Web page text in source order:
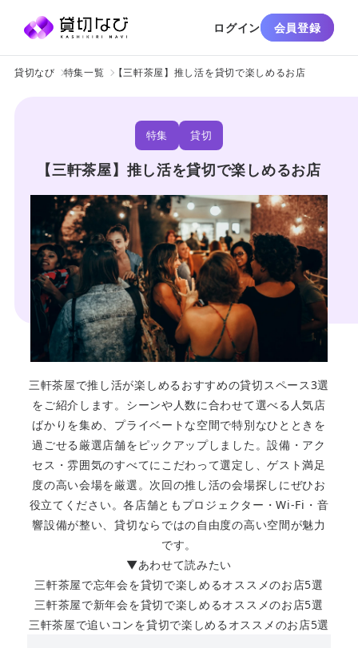
ログイン 会員登録
貸切なび 特集一覧 【三軒茶屋】推し活を貸切で楽しめるお店
特集 貸切
【三軒茶屋】推し活を貸切で楽しめるお店
三軒茶屋で推し活が楽しめるおすすめの貸切スペース3選
をご紹介します。シーンや人数に合わせて選べる人気店
ばかりを集め、プライベートな空間で特別なひとときを
過ごせる厳選店舗をピックアップしました。設備・アク
セス・雰囲気のすべてにこだわって選定し、ゲスト満足
度の高い会場を厳選。次回の推し活の会場探しにぜひお
役立てください。各店舗ともプロジェクター・Wi-Fi・音
響設備が整い、貸切ならではの自由度の高い空間が魅力
です。
▼あわせて読みたい
三軒茶屋で忘年会を貸切で楽しめるオススメのお店5選
三軒茶屋で新年会を貸切で楽しめるオススメのお店5選
三軒茶屋で追いコンを貸切で楽しめるオススメのお店5選